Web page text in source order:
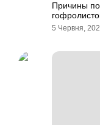
Причины
5 Червня,